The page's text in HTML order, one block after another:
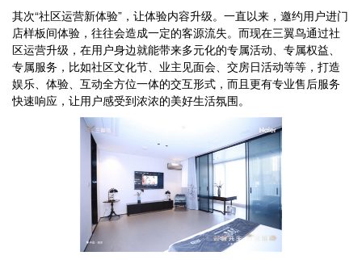
其次“社区运营新体验”，让体验内容升级。一直以来，邀约用户进门
店样板间体验，往往会造成一定的客源流失。而现在三翼鸟通过社
区运营升级，在用户身边就能带来多元化的专属活动、专属权益、
专属服务，比如社区文化节、业主见面会、交房日活动等等，打造
娱乐、体验、互动全方位一体的交互形式，而且更有专业售后服务
快速响应，让用户感受到浓浓的美好生活氛围。